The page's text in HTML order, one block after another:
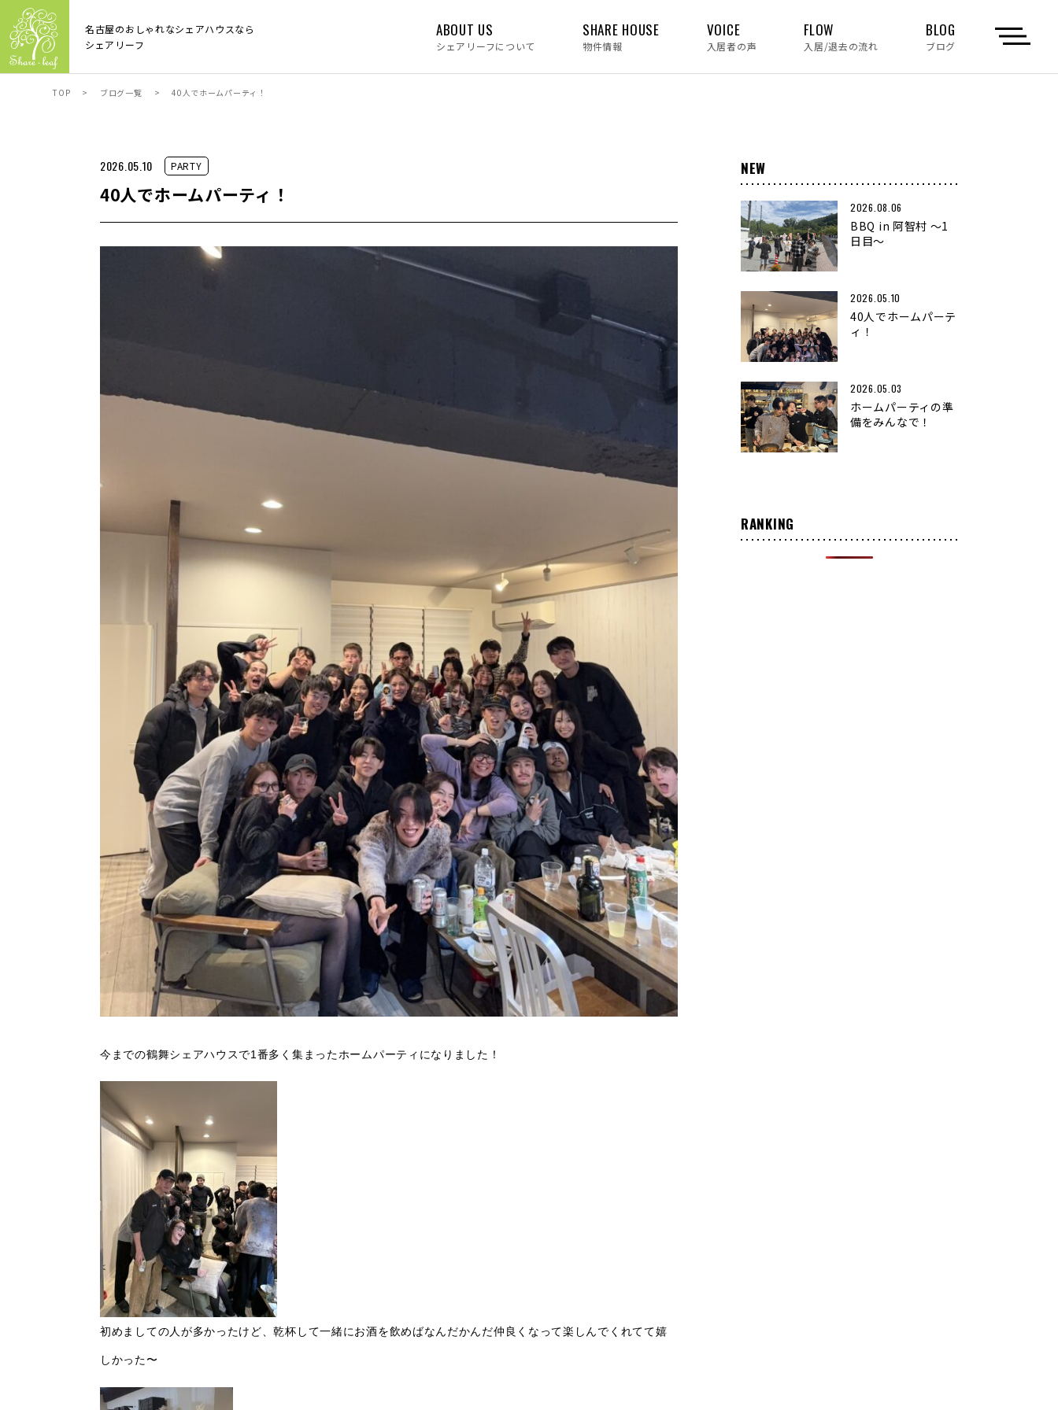
名古屋のおしゃれなシェアハウスなら
シェアリーフ
ABOUT US
シェアリーフについて
SHARE HOUSE
物件情報
VOICE
入居者の声
FLOW
入居/退去の流れ
BLOG
ブログ
TOP > ブログ一覧 > 40人でホームパーティ！
2026.05.10 PARTY
40人でホームパーティ！
今までの鶴舞シェアハウスで1番多く集まったホームパーティになりました！
初めましての人が多かったけど、乾杯して一緒にお酒を飲めばなんだかんだ仲良くなって楽しんでくれてて嬉
しかった〜
NEW
2026.08.06
BBQ in 阿智村 〜1
日目〜
2026.05.10
40人でホームパーテ
ィ！
2026.05.03
ホームパーティの準
備をみんなで！
RANKING